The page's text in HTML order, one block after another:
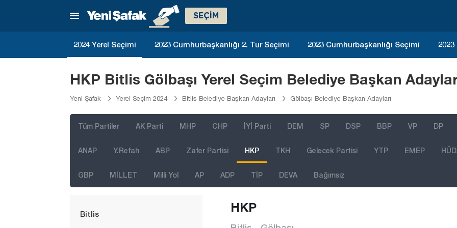
SEÇİM
2024 Yerel Seçimi 2023 Cumhurbaşkanlığı 2. Tur Seçimi 2023 Cumhurbaşkanlığı Seçimi
HKP Bitlis Gölbaşı Yerel Seçim Belediye Başkan
Yeni Şafak Yerel Seçim 2024 Bitlis Belediye Başkan Adayları Gölbaşı Belediye Başkan Adayları
Tüm Partiler AK Parti MHP CHP İYİ Parti DEM SP DSP BBP VP DP
ANAP Y.Refah ABP Zafer Partisi HKP TKH Gelecek Partisi YTP EMEP
GBP MİLLET Milli Yol AP ADP TİP DEVA Bağımsız
Amasya
Bartın
Bilecik
Bitlis
HKP